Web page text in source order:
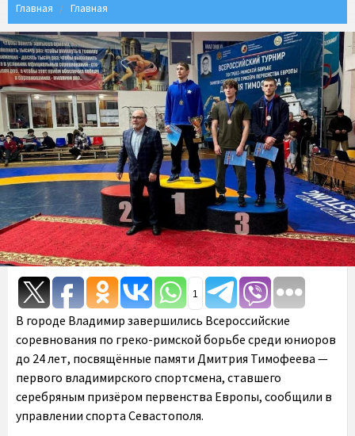
Главная Главная
1
В городе Владимир завершились Всероссийские
соревнования по греко-римской борьбе среди юниоров
до 24 лет, посвящённые памяти Дмитрия Тимофеева —
первого владимирского спортсмена, ставшего
серебряным призёром первенства Европы, сообщили в
управлении спорта Севастополя.